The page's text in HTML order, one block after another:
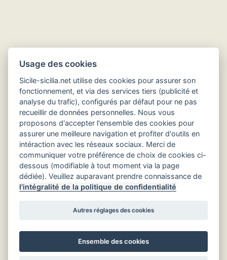
Hôtels en Sicile
Usage des cookies
Sicile-sicilia.net utilise des cookies pour assurer son
fonctionnement, et via des services tiers (publicité et
analyse du trafic), configurés par défaut pour ne pas
recueillir de données personnelles. Nous vous
proposons d'accepter l'ensemble des cookies pour
assurer une meilleure navigation et profiter d'outils en
intéraction avec les réseaux sociaux. Merci de
communiquer votre préférence de choix de cookies ci-
dessous (modifiable à tout moment via la page
dédiée). Veuillez auparavant prendre connaissance de
l'intégralité de la politique de confidentialité
Autres réglages des cookies
Ensemble des cookies